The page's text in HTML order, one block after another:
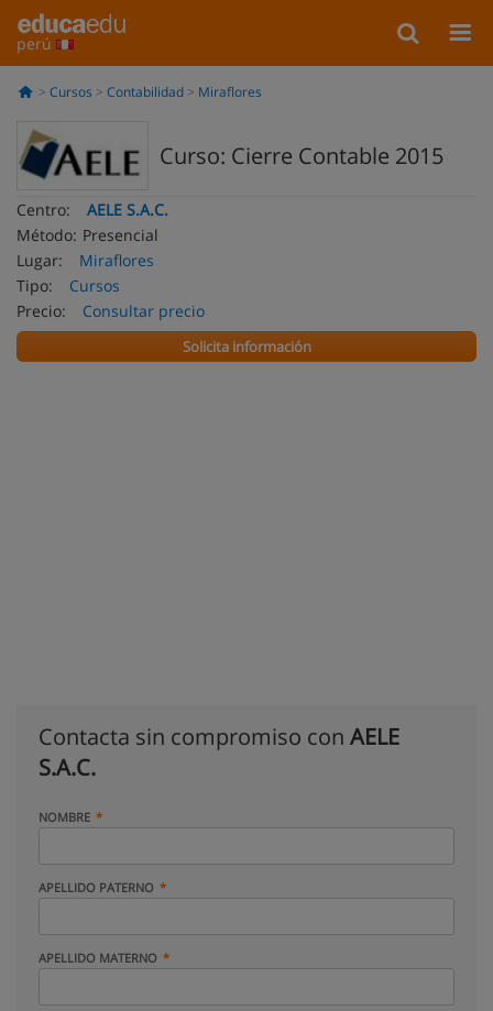
perú
Cursos Contabilidad Miraflores
Curso: Cierre Contable 2015
Centro:
AELE S.A.C.
Método: Presencial
Lugar:
Miraflores
Tipo:
Cursos
Precio:
Consultar precio
Solicita información
Contacta sin compromiso con AELE
S.A.C.
NOMBRE
APELLIDO PATERNO
APELLIDO MATERNO